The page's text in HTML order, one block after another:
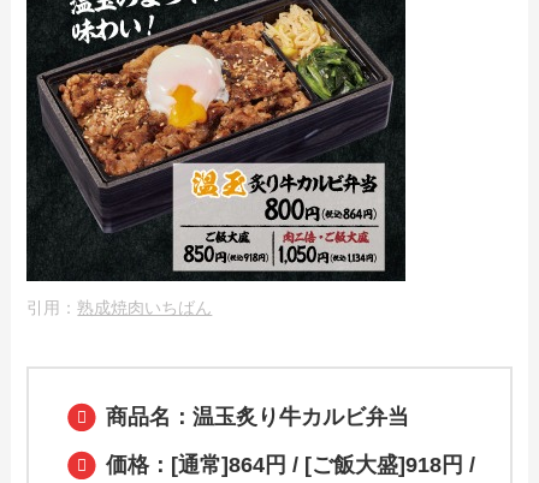
引用：熟成焼肉いちばん
商品名：温玉炙り牛カルビ弁当
価格：[通常]864円 / [ご飯大盛]918円 /